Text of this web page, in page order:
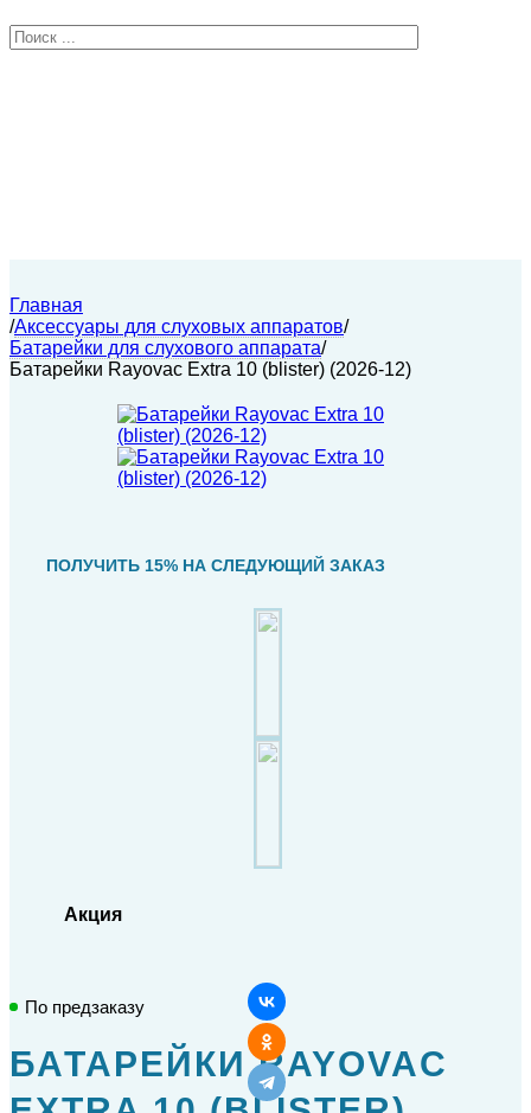
Главная
/Аксессуары для слуховых аппаратов/
Батарейки для слухового аппарата/
Батарейки Rayovac Extra 10 (blister) (2026-12)
ПОЛУЧИТЬ 15% НА СЛЕДУЮЩИЙ ЗАКАЗ
Акция
По предзаказу
БАТАРЕЙКИ RAYOVAC